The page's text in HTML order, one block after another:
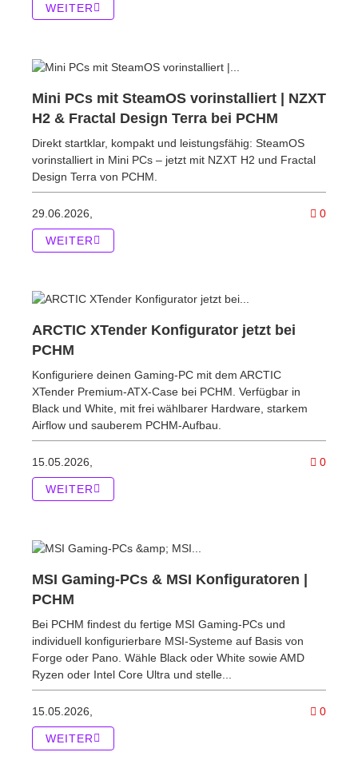
WEITER
Mini PCs mit SteamOS vorinstalliert | NZXT
H2 & Fractal Design Terra bei PCHM
Direkt startklar, kompakt und leistungsfähig: SteamOS
vorinstalliert in Mini PCs – jetzt mit NZXT H2 und Fractal
Design Terra von PCHM.
29.06.2026, 0
WEITER
ARCTIC XTender Konfigurator jetzt bei
PCHM
Konfiguriere deinen Gaming-PC mit dem ARCTIC
XTender Premium-ATX-Case bei PCHM. Verfügbar in
Black und White, mit frei wählbarer Hardware, starkem
Airflow und sauberem PCHM-Aufbau.
15.05.2026, 0
WEITER
MSI Gaming-PCs & MSI Konfiguratoren |
PCHM
Bei PCHM findest du fertige MSI Gaming-PCs und
individuell konfigurierbare MSI-Systeme auf Basis von
Forge oder Pano. Wähle Black oder White sowie AMD
Ryzen oder Intel Core Ultra und stelle...
15.05.2026, 0
WEITER